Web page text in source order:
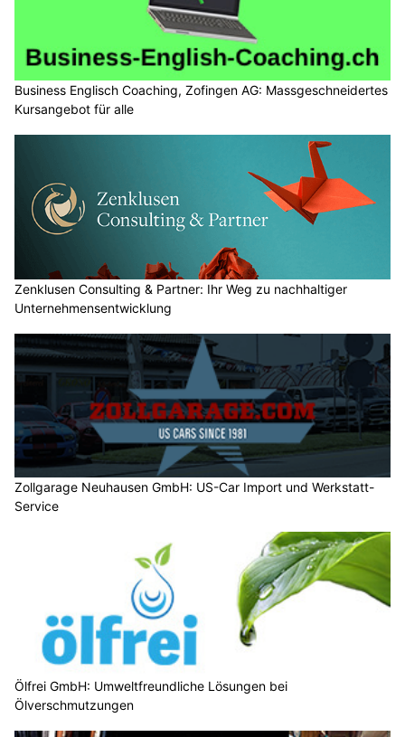
Business Englisch Coaching, Zofingen AG: Massgeschneidertes
Kursangebot für alle
Zenklusen Consulting & Partner: Ihr Weg zu nachhaltiger
Unternehmensentwicklung
Zollgarage Neuhausen GmbH: US-Car Import und Werkstatt-
Service
Ölfrei GmbH: Umweltfreundliche Lösungen bei
Ölverschmutzungen